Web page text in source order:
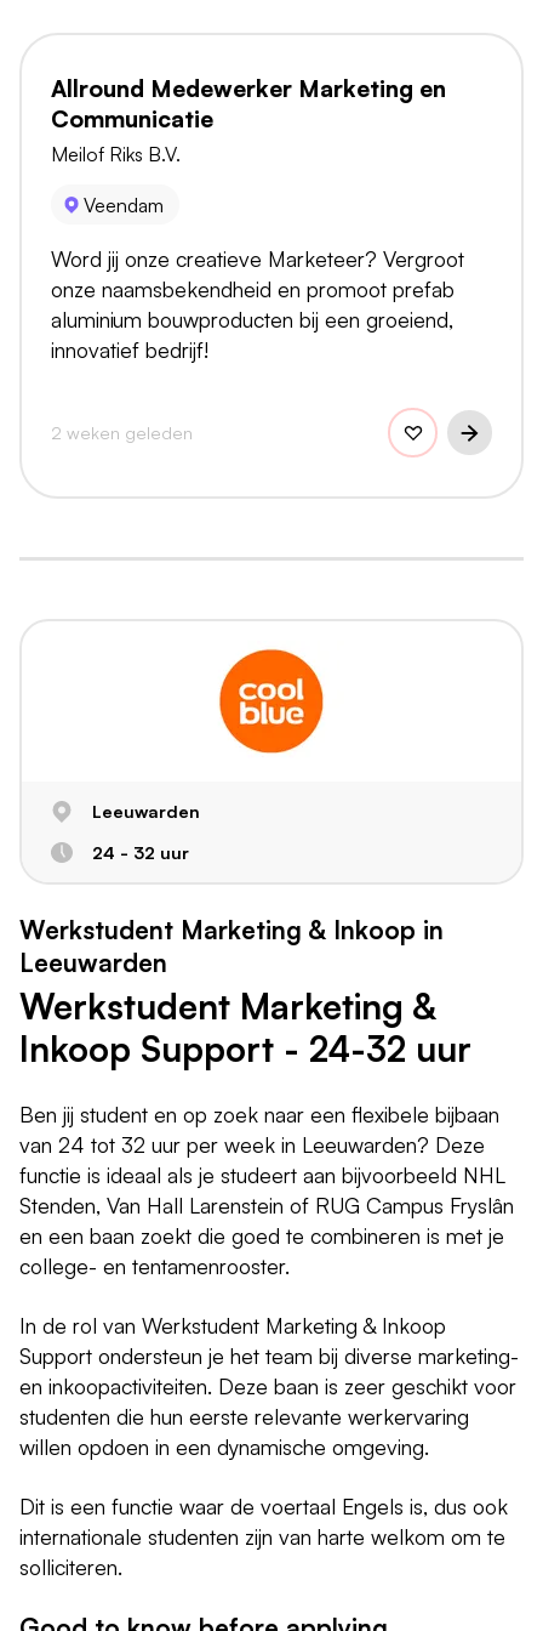
Allround Medewerker Marketing en
Communicatie
Meilof Riks B.V.
Veendam
Word jij onze creatieve Marketeer? Vergroot
onze naamsbekendheid en promoot prefab
aluminium bouwproducten bij een groeiend,
innovatief bedrijf!
2 weken geleden
Leeuwarden
24 - 32 uur
Werkstudent Marketing & Inkoop in
Leeuwarden
Werkstudent Marketing &
Inkoop Support - 24-32 uur
Ben jij student en op zoek naar een flexibele bijbaan
van 24 tot 32 uur per week in Leeuwarden? Deze
functie is ideaal als je studeert aan bijvoorbeeld NHL
Stenden, Van Hall Larenstein of RUG Campus Fryslân
en een baan zoekt die goed te combineren is met je
college- en tentamenrooster.
In de rol van Werkstudent Marketing & Inkoop
Support ondersteun je het team bij diverse marketing-
en inkoopactiviteiten. Deze baan is zeer geschikt voor
studenten die hun eerste relevante werkervaring
willen opdoen in een dynamische omgeving.
Dit is een functie waar de voertaal Engels is, dus ook
internationale studenten zijn van harte welkom om te
solliciteren.